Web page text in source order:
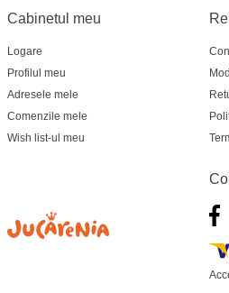
Multistore Soroca - bd.
Jucărenia Bălți- EviMall, et2
MultiStore Căușeni- str. Iurii
Cabinetul meu
Logare
Profilul meu
Adresele mele
Comenzile mele
Wish list-ul meu